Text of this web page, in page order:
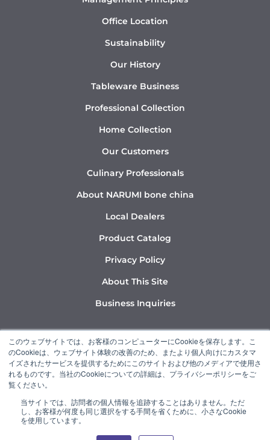
このウェブサイトでは、お客様のコンピューターにCookieを保存します。こ
のCookieは、ウェブサイト体験の改善のため、またより個人向けにカスタマ
イズされたサービスを提供するためにこのサイトおよび他のメディアで使用さ
れるものです。当社のCookieについての詳細は、プライバシーポリシーをご
覧ください。
当サイトでは、訪問者の個人情報を追跡することはありません。ただ
し、お客様が何度も同じ選択をする手間を省くために、小さなCookie
を使用しています。
Office Location
Sustainability
Our History
Tableware Business
Professional Collection
Home Collection
Our Customers
Culinary Professionals
About NARUMI bone china
Local Dealers
Product Catalog
Privacy Policy
About This Site
Business Inquiries
Y
o
u
t
b
I
n
s
t
g
L
i
n
k
d
“NARUMI” is a member of the Ishizuka Glass Group.